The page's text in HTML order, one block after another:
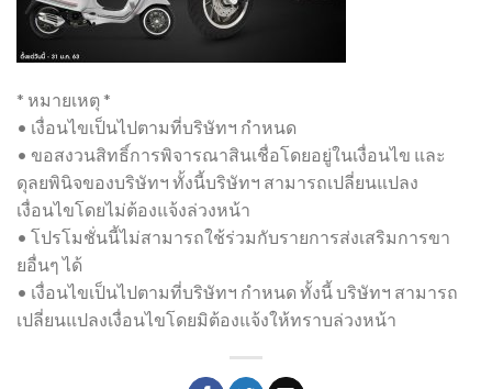
* หมายเหตุ *
• เงื่อนไขเป็นไปตามที่บริษัทฯ กำหนด
• ขอสงวนสิทธิ์การพิจารณาสินเชื่อโดยอยู่ในเงื่อนไข และ
ดุลยพินิจของบริษัทฯ ทั้งนี้บริษัทฯ สามารถเปลี่ยนแปลง
เงื่อนไขโดยไม่ต้องแจ้งล่วงหน้า
• โปรโมชั่นนี้ไม่สามารถใช้ร่วมกับรายการส่งเสริมการขา
ยอื่นๆ ได้
• เงื่อนไขเป็นไปตามที่บริษัทฯ กำหนด ทั้งนี้ บริษัทฯ สามารถ
เปลี่ยนแปลงเงื่อนไขโดยมิต้องแจ้งให้ทราบล่วงหน้า